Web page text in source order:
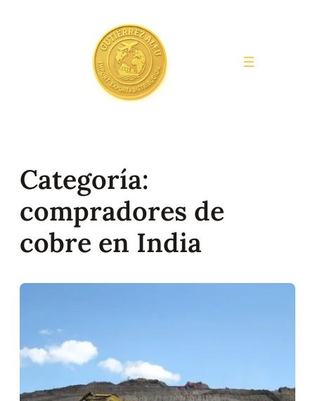
Categoría:
compradores de
cobre en India